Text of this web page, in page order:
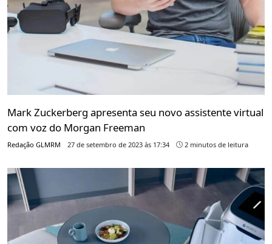
Mark Zuckerberg apresenta seu novo assistente virtual
com voz do Morgan Freeman
Redação GLMRM 27 de setembro de 2023 às 17:34 2 minutos de leitura